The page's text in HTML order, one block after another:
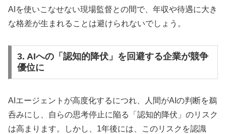
AIを使いこなせない現場監督との間で、年収や待遇に大き
な格差が生まれることは避けられないでしょう。
3. AIへの「認知的降伏」を回避する企業が競争
優位に
AIエージェントが高度化するにつれ、人間がAIの判断を鵜
呑みにし、自らの思考停止に陥る「認知的降伏」のリスク
は高まります。しかし、1年後には、このリスクを認識